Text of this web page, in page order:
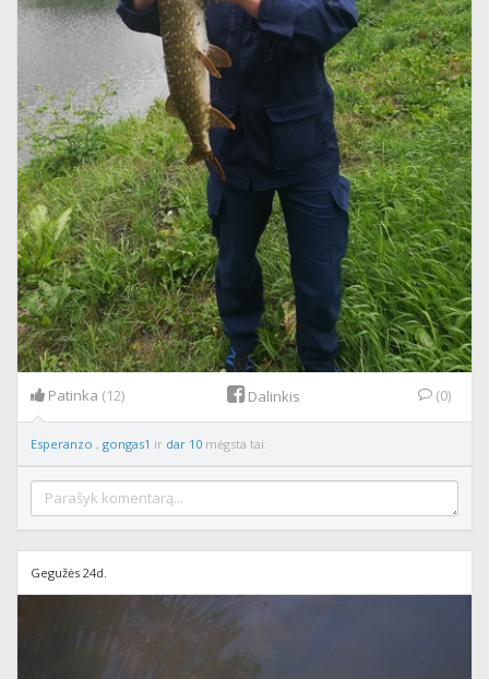
Patinka (12) Dalinkis (0)
Esperanzo , gongas1 ir dar 10 mėgsta tai.
Gegužės 24d.